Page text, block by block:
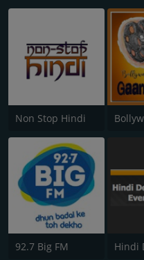
Non Stop Hindi
92.7 Big FM